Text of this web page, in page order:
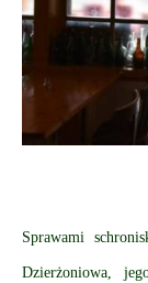
Sprawami
Dzierżoniowa,